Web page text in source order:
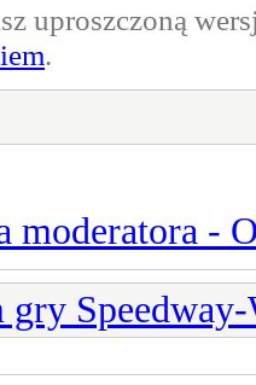
uproszczoną
.
moderatora -